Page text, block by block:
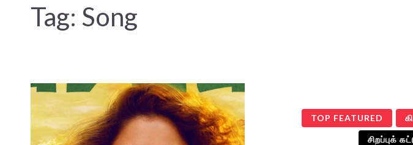
Tag: Song
TOP FEATURED
சிறப்புக்